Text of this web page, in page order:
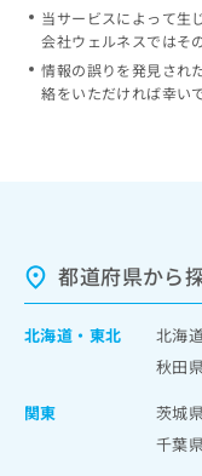
当サービスによって生
会社ウェルネスではそ
情報の誤りを発見され
絡をいただければ幸いで
都道府県から
北海道 ・ 東北 北海
秋田
関東
茨城
千葉